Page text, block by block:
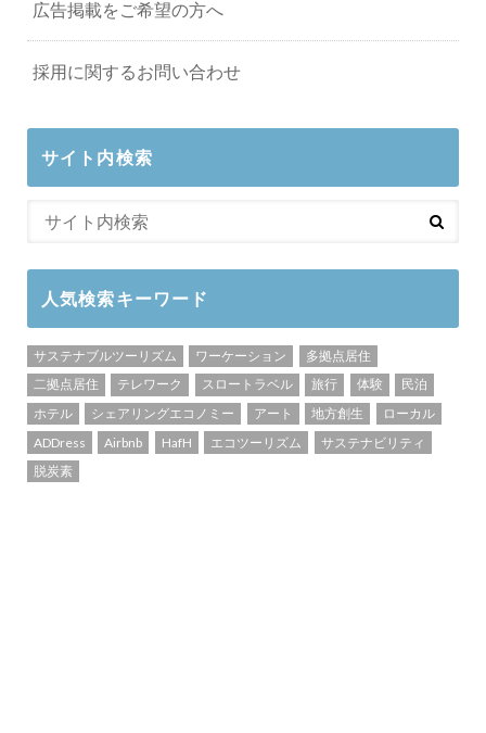
広告掲載をご希望の方へ
採用に関するお問い合わせ
サイト内検索
人気検索キーワード
サステナブルツーリズム ワーケーション
多拠点居住
二拠点居住
テレワーク スロートラベル 旅行 体験
民泊
ホテル
シェアリングエコノミー アート 地方創生
ローカル
ADDress
Airbnb HafH エコツーリズム
サステナビリティ
脱炭素